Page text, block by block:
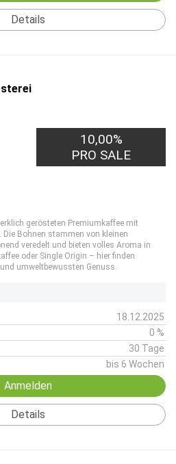
Details
10,00%
PRO SALE
gerösteten Premiumkaffee mit
Bohnen stammen von kleinen
veredelt und bieten volles Aroma in
oder Single Origin – hier finden
umweltbewussten Genuss.
18.12.2025
0 %
30 Tage
bis 6 Wochen
Anmelden
Details